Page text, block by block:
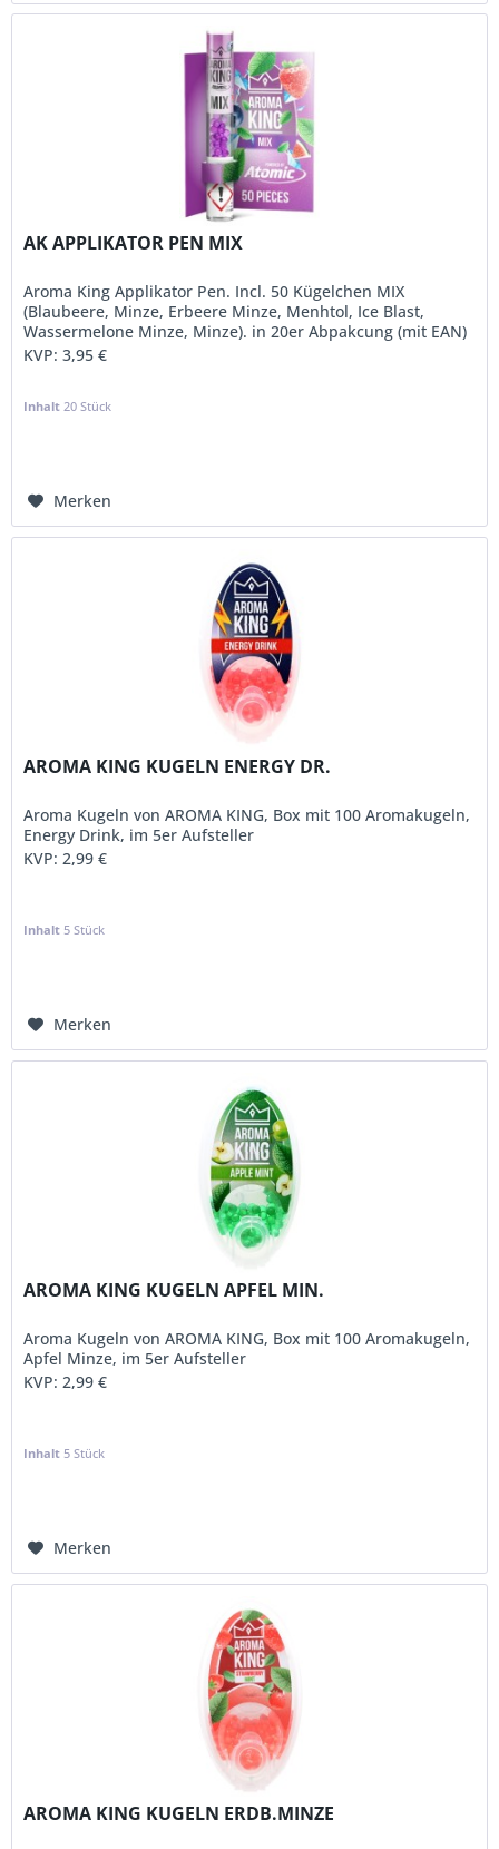
AK APPLIKATOR PEN MIX
Aroma King Applikator Pen. Incl. 50 Kügelchen MIX
(Blaubeere, Minze, Erbeere Minze, Menhtol, Ice Blast,
Wassermelone Minze, Minze). in 20er Abpakcung (mit EAN)
KVP: 3,95 €
Inhalt20 Stück
Merken
AROMA KING KUGELN ENERGY DR.
Aroma Kugeln von AROMA KING, Box mit 100 Aromakugeln,
Energy Drink, im 5er Aufsteller
KVP: 2,99 €
Inhalt 5 Stück
Merken
AROMA KING KUGELN APFEL MIN.
Aroma Kugeln von AROMA KING, Box mit 100 Aromakugeln,
Apfel Minze, im 5er Aufsteller
KVP: 2,99 €
Inhalt 5 Stück
Merken
AROMA KING KUGELN ERDB.MINZE